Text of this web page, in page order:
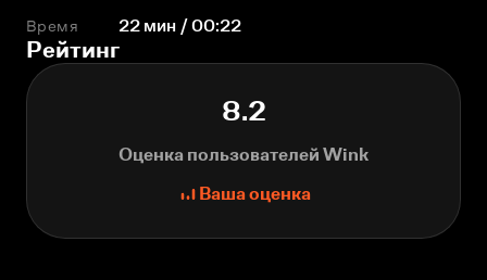
Время 22 мин / 00:22
Рейтинг
8.2
Оценка пользователей Wink
Ваша оценка